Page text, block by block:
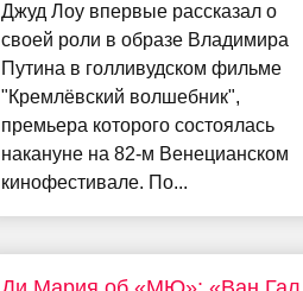
Джуд Лоу впервые рассказал о
своей роли в образе Владимира
Путина в голливудском фильме
"Кремлёвский волшебник",
премьера которого состоялась
накануне на 82-м Венецианском
кинофестивале. По...